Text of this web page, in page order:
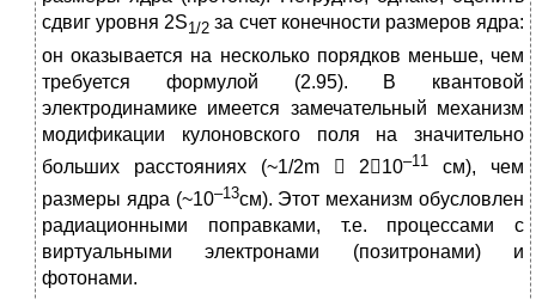
сдвиг уровня 2S1/2 за счет конечности размеров ядра:
он оказывается на несколько порядков меньше, чем
требуется формулой (2.95). В квантовой
электродинамике имеется замечательный механизм
модификации кулоновского поля на значительно
больших расстояниях (~1/2m  210–11
см), чем
размеры ядра (~10–13см). Этот механизм обусловлен
радиационными поправками, т.е. процессами с
виртуальными электронами (позитронами) и
фотонами.